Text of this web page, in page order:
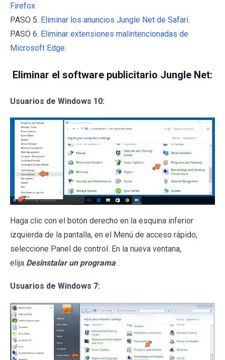
Firefox.
PASO 5. Eliminar los anuncios Jungle Net de Safari.
PASO 6. Eliminar extensiones malintencionadas de
Microsoft Edge.
Eliminar el software publicitario Jungle Net:
Usuarios de Windows 10:
Haga clic con el botón derecho en la esquina inferior
izquierda de la pantalla, en el Menú de acceso rápido,
seleccione Panel de control. En la nueva ventana,
elija Desinstalar un programa .
Usuarios de Windows 7: